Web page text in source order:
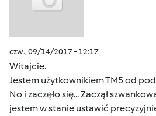
czw., 09/14/2017 - 12:17
Witajcie.
Jestem użytkownikiem TM5 od
No i zaczęło się... Zaczął
jestem w stanie ustawić